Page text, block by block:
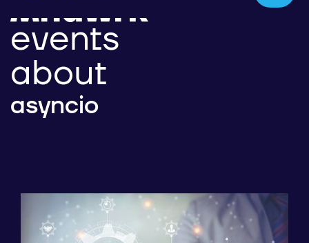
events
about
asyncio